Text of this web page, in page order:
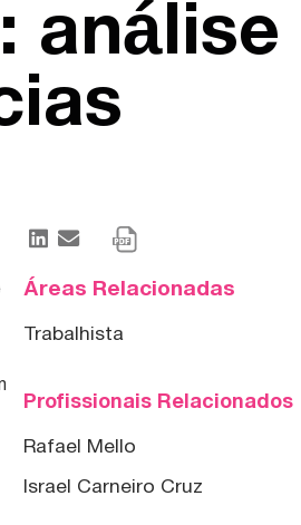
análise
Áreas Relacionadas
Trabalhista
Profissionais Relacionados
Rafael Mello
Israel Carneiro Cruz